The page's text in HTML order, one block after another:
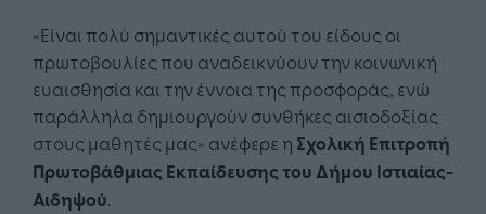
«Είναι πολύ σημαντικές αυτού του είδους οι
πρωτοβουλίες που αναδεικνύουν την κοινωνική
ευαισθησία και την έννοια της προσφοράς, ενώ
παράλληλα δημιουργούν συνθήκες αισιοδοξίας
στους μαθητές μας» ανέφερε η Σχολική Επιτροπή
Πρωτοβάθμιας Εκπαίδευσης του Δήμου Ιστιαίας-
Αιδηψού.